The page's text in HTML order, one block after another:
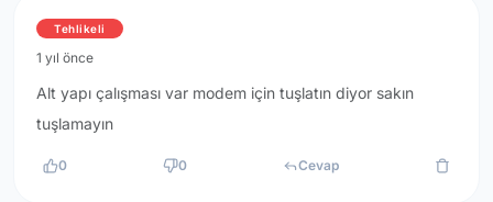
Tehlikeli
1 yıl önce
Alt yapı çalışması var modem için tuşlatın diyor sakın
tuşlamayın
0 0 Cevap